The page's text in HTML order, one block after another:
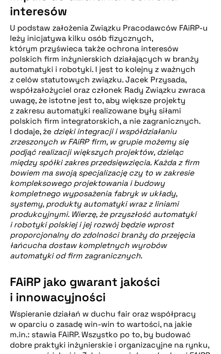
interesów
U podstaw założenia Związku Pracodawców FAiRP-u
leży inicjatywa kilku osób fizycznych,
którym przyświeca także ochrona interesów
polskich firm inżynierskich działających w branży
automatyki i robotyki. I jest to kolejny z ważnych
z celów statutowych związku. Jacek Przysada,
współzałożyciel oraz członek Rady Związku zwraca
uwagę, że istotne jest to, aby większe projekty
z zakresu automatyki realizowane były siłami
polskich firm integratorskich, a nie zagranicznych.
I dodaje, że dzięki integracji i współdziałaniu
zrzeszonych w FAiRP firm, w grupie możemy się
podjąć realizacji większych projektów, dzieląc
między spółki zakres przedsięwzięcia. Każda z firm
bowiem ma swoją specjalizację czy to w zakresie
kompleksowego projektowania i budowy
kompletnego wyposażenia fabryk w układy,
systemy, produkty automatyki wraz z liniami
produkcyjnymi. Wierzę, że przyszłość automatyki
i robotyki polskiej i jej rozwój będzie wprost
proporcjonalny do zdolności branży do przejęcia
łańcucha dostaw kompletnych wyrobów
automatyki od firm zagranicznych.
FAiRP jako gwarant jakości
i innowacyjności
Wspieranie działań w duchu fair oraz współpracy
w oparciu o zasadę win-win to wartości, na jakie
m.in.: stawia FAiRP. Wszystko po to, by budować
dobre praktyki inżynierskie i organizacyjne na rynku,